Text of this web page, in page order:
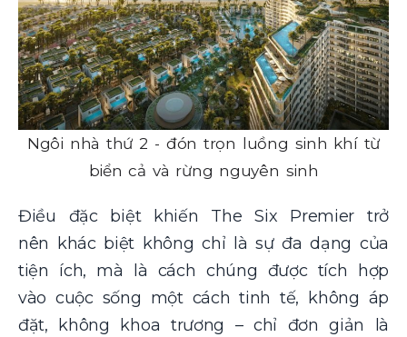
Ngôi nhà thứ 2 - đón trọn luồng sinh khí từ
biển cả và rừng nguyên sinh
Điều đặc biệt khiến The Six Premier trở
nên khác biệt không chỉ là sự đa dạng của
tiện ích, mà là cách chúng được tích hợp
vào cuộc sống một cách tinh tế, không áp
đặt, không khoa trương – chỉ đơn giản là